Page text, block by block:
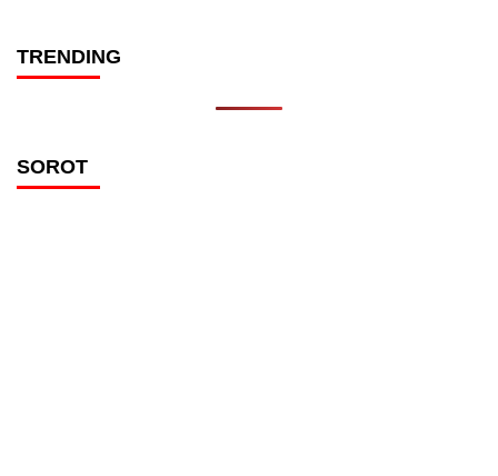
TRENDING
SOROT